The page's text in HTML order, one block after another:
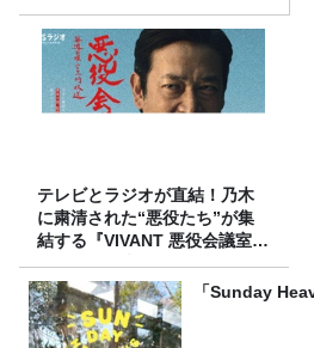
テレビとラジオが直結！乃木
に粛清された“悪役たち”が集
結する『VIVANT 悪役会議室』
7/26(日)23時スタート！
「Sunday